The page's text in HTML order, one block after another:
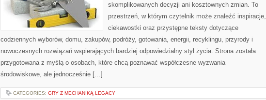
skomplikowanych decyzji ani kosztownych zmian. To
przestrzeń, w którym czytelnik może znaleźć inspiracje,
ciekawostki oraz przystępne teksty dotyczące
codziennych wyborów, domu, zakupów, podróży, gotowania, energii, recyklingu, przyrody i
nowoczesnych rozwiązań wspierających bardziej odpowiedzialny styl życia. Strona została
przygotowana z myślą o osobach, które chcą poznawać współczesne wyzwania
środowiskowe, ale jednocześnie […]
CATEGORIES: GRY Z MECHANIKĄ LEGACY